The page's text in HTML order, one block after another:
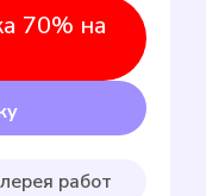
70% на
работ